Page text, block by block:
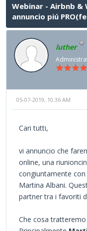
Webinar - Airbnb &
annuncio piú
luther
05-07-2019, 10:36 AM
Cari tutti,
vi annuncio che
online, una
congiuntamente con
Martina Albani.
partner tra i favoriti
Che cosa